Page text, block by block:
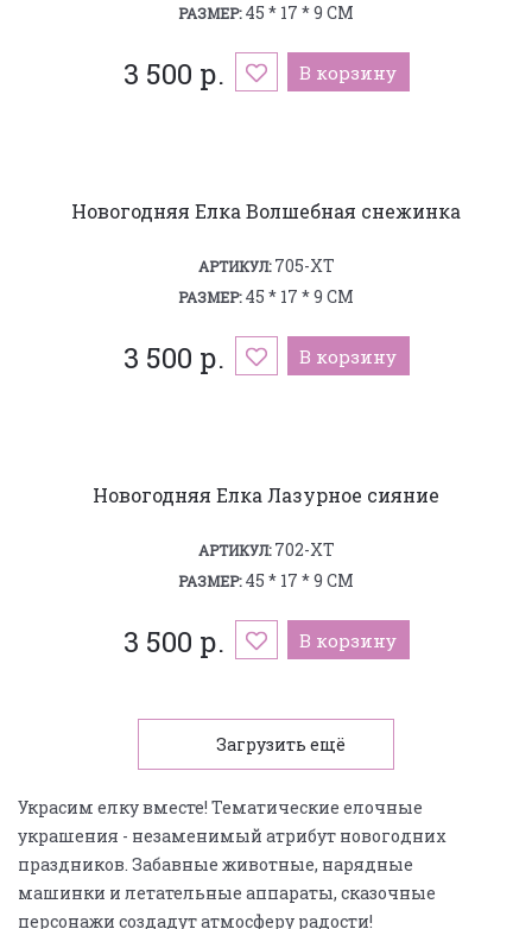
РАЗМЕР:45 * 17 * 9 СМ
3 500 р. В корзину
Новогодняя Елка Волшебная снежинка
АРТИКУЛ:705-XT
РАЗМЕР:45 * 17 * 9 СМ
3 500 р. В корзину
Новогодняя Елка Лазурное сияние
АРТИКУЛ:702-XT
РАЗМЕР:45 * 17 * 9 СМ
3 500 р. В корзину
Загрузить ещё
Украсим елку вместе! Тематические елочные
украшения - незаменимый атрибут новогодних
праздников. Забавные животные, нарядные
машинки и летательные аппараты, сказочные
персонажи создадут атмосферу радости!